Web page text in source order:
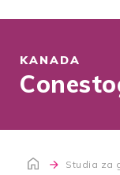
KANADA
Studia za